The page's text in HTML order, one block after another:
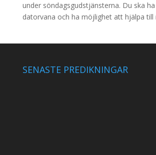
under söndagsgudstjänsterna. Du ska
datorvana och ha möjlighet att hjälpa till
SENASTE PREDIKNINGAR